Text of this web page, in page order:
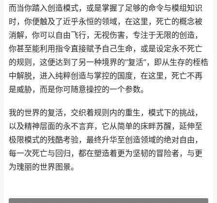
而当你踏入创造模式，或是掌握了足够的命令与模组知识
时，你便触及了近乎永恒的领域，在这里，死亡的概念被
消解，你可以自由飞行，无视伤害，专注于无限的创造，
你甚至能利用指令直接赋予自己生命，或是设定永不死亡
的规则，这便达到了另一种境界的“复活”，即从生存的桎梏
中解脱，进入纯粹创造与掌控的国度，在这里，死亡不再
是威胁，而是你可随意操控的一个参数。
我的世界的复活，交织着规则内的重生，模式下的挑战，
以及精神层面的永不言弃，它从简单的床畔苏醒，延伸至
极限模式的残酷考验，最终升华至创造领域的绝对自由，
每一次死亡与回归，都在塑造着更为坚韧的冒险者，与更
为瑰丽的世界图景。